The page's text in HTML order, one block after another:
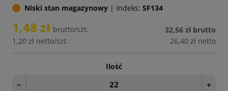
Niski stan magazynowy | Indeks: SF134
1,48 zł brutto/szt.
1,20 zł netto/szt.
32,56 zł brutto
26,40 zł netto
Ilość
− +